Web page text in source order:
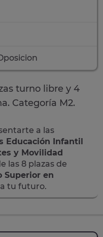
turno libre y 4
Categoría M2.
a las
Educación Infantil
y Movilidad
las 8 plazas de
Superior en
tu futuro.